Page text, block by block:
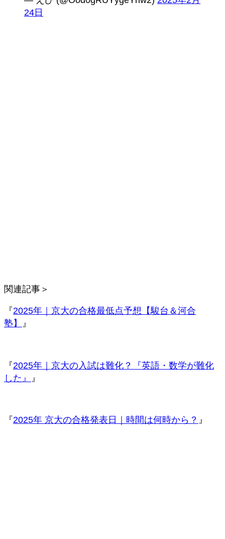
24日
関連記事＞
『2025年｜京大の合格最低点予想【駿台＆河合
塾】
』
『2025年｜京大の入試は難化？『英語・数学が難化
した』
』
『2025年 京大の合格発表日｜時間は何時から？ 』